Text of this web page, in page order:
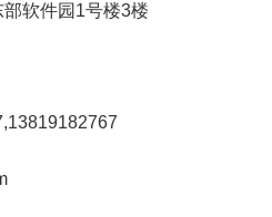
软件园1号楼3楼